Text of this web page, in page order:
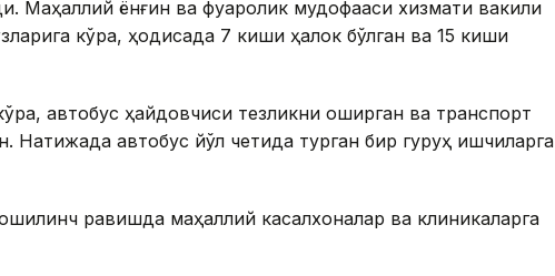
Маҳаллий ёнғин ва фуқаролик мудофааси хизмати вакили
кўра, ҳодисада 7 киши ҳалок бўлган ва 15 киши
автобус ҳайдовчиси тезликни оширган ва транспорт
Натижада автобус йўл четида турган бир гуруҳ ишчиларга
равишда маҳаллий касалхоналар ва клиникаларга